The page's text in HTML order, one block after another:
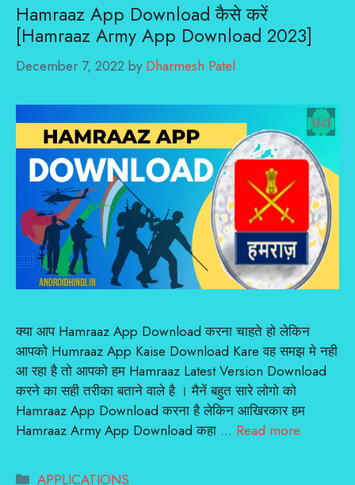
Hamraaz App Download कैसे करें
[Hamraaz Army App Download 2023]
December 7, 2022 by Dharmesh Patel
क्या आप Hamraaz App Download करना चाहते हो लेकिन
आपको Humraaz App Kaise Download Kare वह समझ मे नही
आ रहा है तो आपको हम Hamraaz Latest Version Download
करने का सही तरीका बताने वाले है । मैनें बहुत सारे लोगो को
Hamraaz App Download करना है लेकिन आखिरकार हम
Hamraaz Army App Download कहा … Read more
Categories
APPLICATIONS